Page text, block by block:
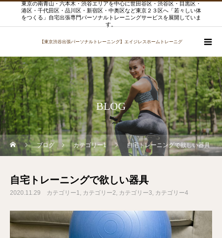
東京の南青山・六本木・渋谷エリアを中心に世田谷区・渋谷区・目黒区・
港区・千代田区・品川区・新宿区・中奥区など東京２３区へ「若々しい体
をつくる」自宅出張専門パーソナルトレーニングサービスを展開していま
す。
【東京渋谷出張パーソナルトレーニング】エイジレスホームトレーニグ
BLOG
ブログ カテゴリー1 自宅トレーニングで欲しい器具
自宅トレーニングで欲しい器具
2020.11.29 カテゴリー1 カテゴリー2 カテゴリー3 カテゴリー4